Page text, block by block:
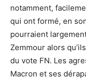
notamment,
qui ont formé, en
pourraient
Zemmour alors
du vote FN. Les
Macron et ses